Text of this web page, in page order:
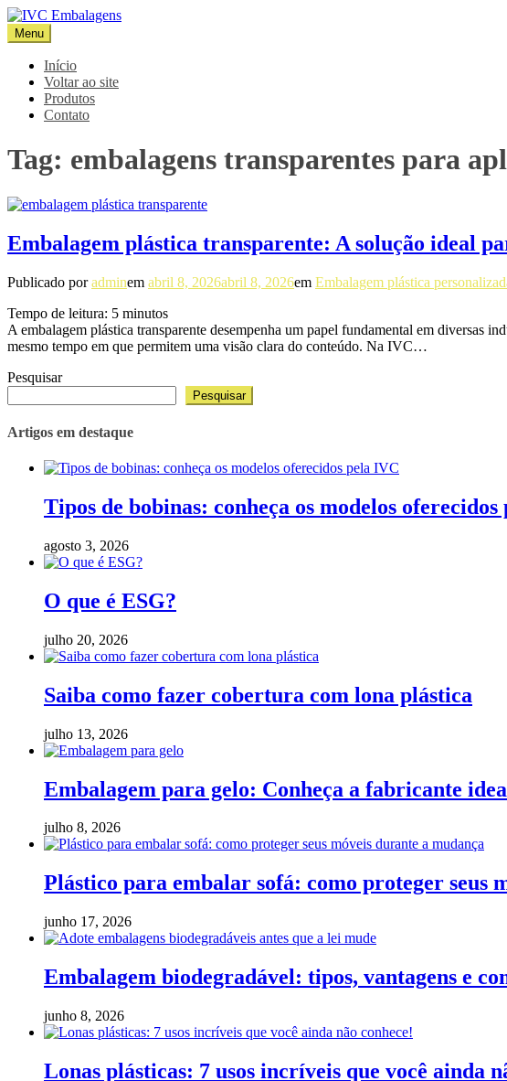
Pular
para
o
conteúdo
IVC Embalagens
Blog IVC
Menu
Início
Voltar ao site
Produtos
Contato
Tag: embalagens transparentes para
Embalagem plástica transparente: A solução ideal
Publicado poradminem abril 8, 2026abril 8, 2026em Embalagem plástica
Tempo de leitura: 5 minutos
A embalagem plástica transparente desempenha um papel fundamental em diversas
mesmo tempo em que permitem uma visão clara do conteúdo. Na IVC…
Pesquisar
Pesquisar
Artigos em destaque
Tipos de bobinas: conheça os modelos
agosto 3, 2026
O que é ESG?
julho 20, 2026
Saiba como fazer cobertura com lona plástica
julho 13, 2026
Embalagem para gelo: Conheça a fabricante
julho 8, 2026
Plástico para embalar sofá: como proteger seus
junho 17, 2026
Embalagem biodegradável: tipos, vantagens e
junho 8, 2026
Lonas plásticas: 7 usos incríveis que você ainda